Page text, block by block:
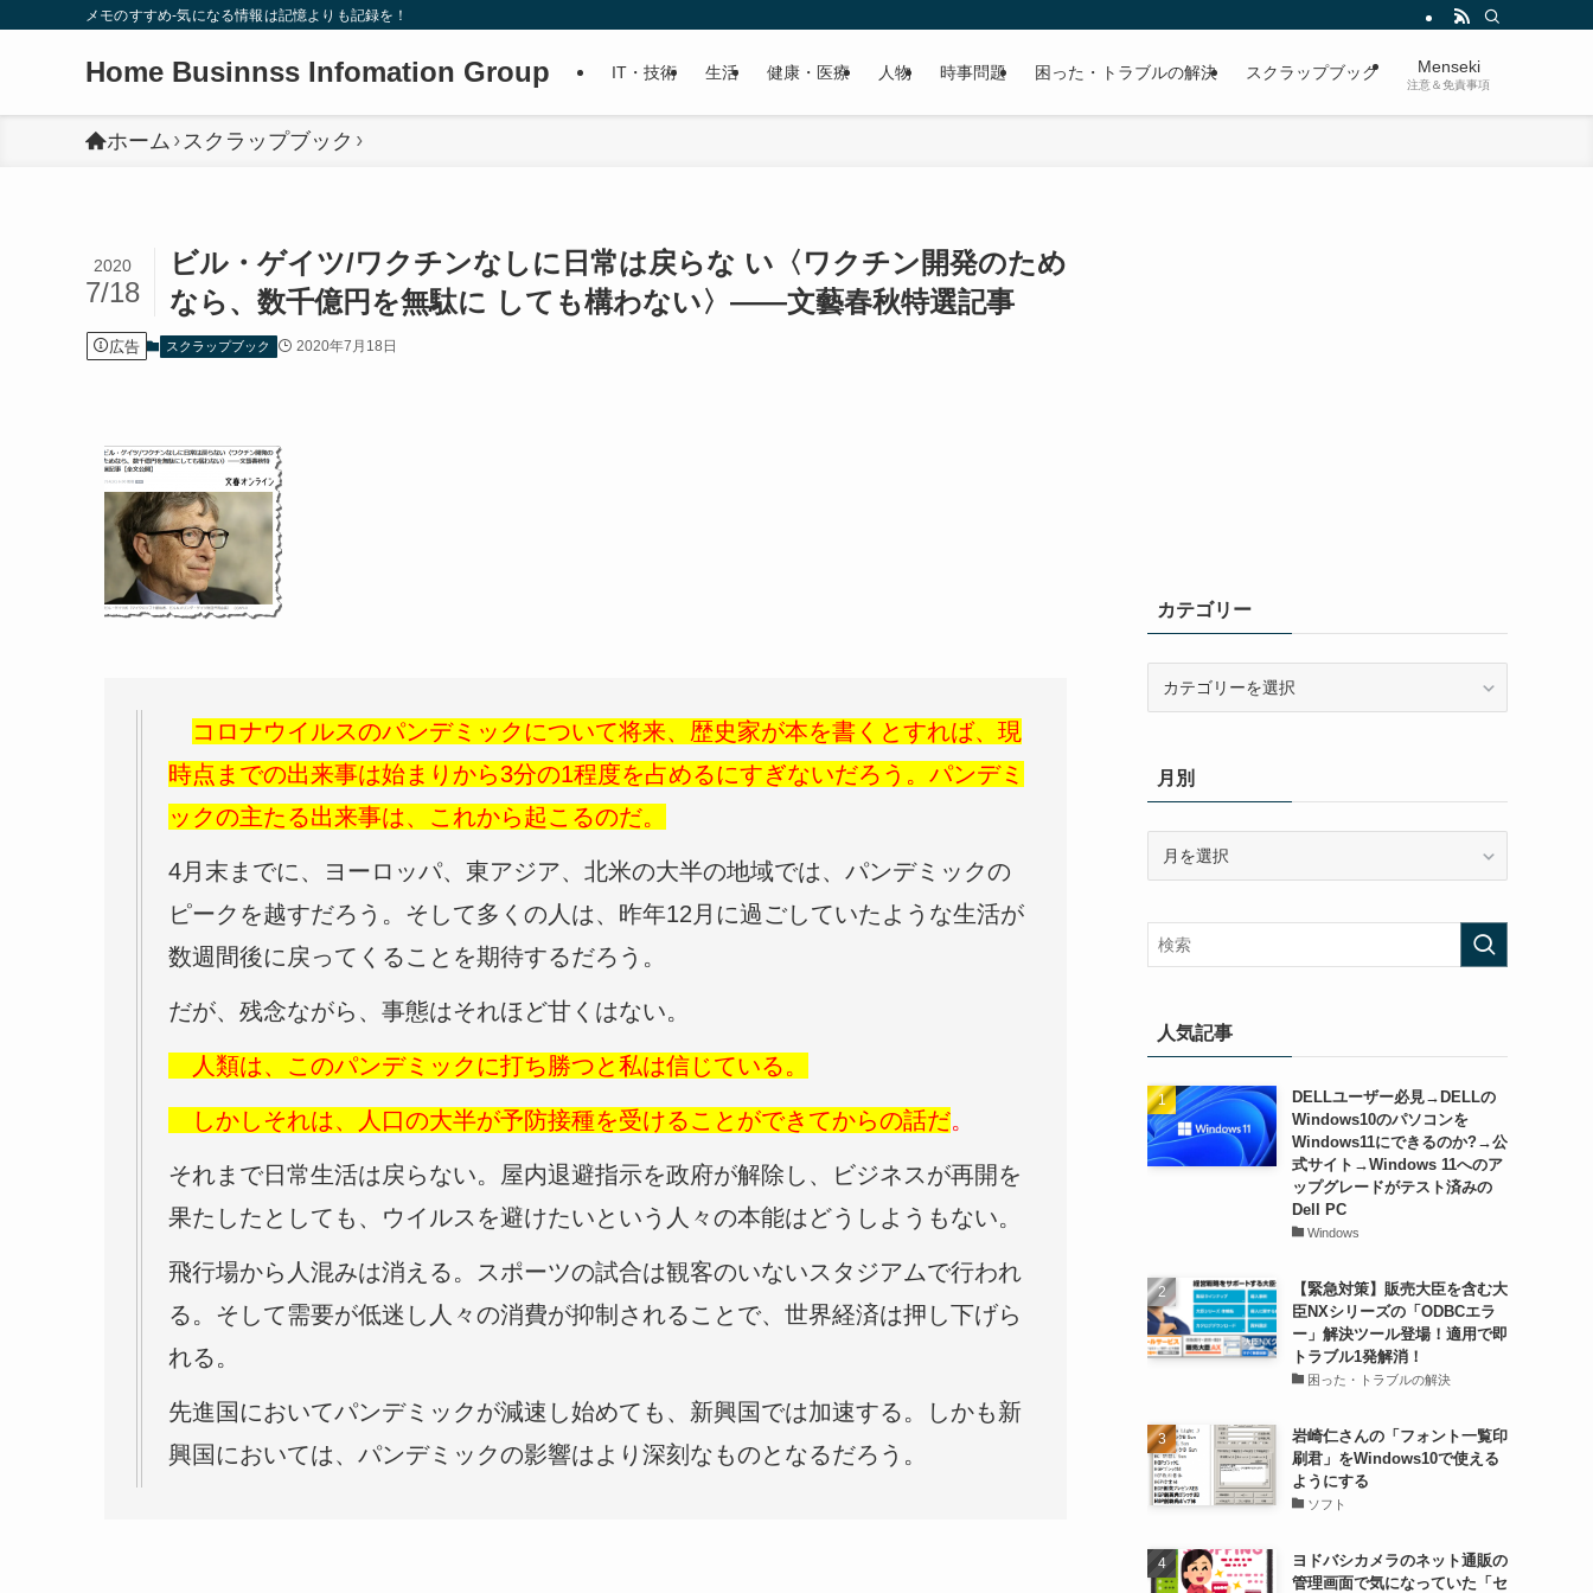
メモのすすめ-気になる情報は記憶よりも記録を！
Home Businnss Infomation Group IT・技術 生活 健康・医療 人物 時事問題 困った・トラブルの解決 スクラップブック Menseki
注意＆免責事項
ホーム スクラップブック
ビル・ゲイツ/ワクチンなしに日常は戻らな い〈ワクチン開発のため
なら、数千億円を無駄に しても構わない〉――文藝春秋特選記事
2020
7/18
広告 スクラップブック 2020年7月18日
コロナウイルスのパンデミックについて将来、歴史家が本を書くとすれば、現
時点までの出来事は始まりから3分の1程度を占めるにすぎないだろう。パンデミ
ックの主たる出来事は、これから起こるのだ。
4月末までに、ヨーロッパ、東アジア、北米の大半の地域では、パンデミックの
ピークを越すだろう。そして多くの人は、昨年12月に過ごしていたような生活が
数週間後に戻ってくることを期待するだろう。
だが、残念ながら、事態はそれほど甘くはない。
人類は、このパンデミックに打ち勝つと私は信じている。
しかしそれは、人口の大半が予防接種を受けることができてからの話だ。
それまで日常生活は戻らない。屋内退避指示を政府が解除し、ビジネスが再開を
果たしたとしても、ウイルスを避けたいという人々の本能はどうしようもない。
飛行場から人混みは消える。スポーツの試合は観客のいないスタジアムで行われ
る。そして需要が低迷し人々の消費が抑制されることで、世界経済は押し下げら
れる。
先進国においてパンデミックが減速し始めても、新興国では加速する。しかも新
興国においては、パンデミックの影響はより深刻なものとなるだろう。
カテゴリー
ー月別
人気記事
DELLユーザー必見→DELLの
Windows10のパソコンを
Windows11にできるのか?→公
式サイト→Windows 11へのア
ップグレードがテスト済みの
Dell PC
Windows
【緊急対策】販売大臣を含む大
臣NXシリーズの「ODBCエラ
ー」解決ツール登場！適用で即
トラブル1発解消！
困った・トラブルの解決
岩崎仁さんの「フォント一覧印
刷君」をWindows10で使える
ようにする
ソフト
ヨドバシカメラのネット通販の
管理画面で気になっていた「セ